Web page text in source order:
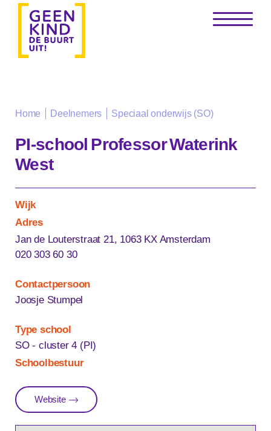
Home Deelnemers Speciaal onderwijs (SO)
PI-school Professor Waterink
West
Wijk
Adres
Jan de Louterstraat 21, 1063 KX Amsterdam
020 303 60 30
Contactpersoon
Joosje Stumpel
Type school
SO - cluster 4 (PI)
Schoolbestuur
Website